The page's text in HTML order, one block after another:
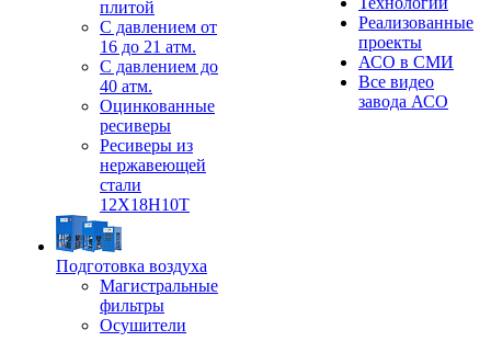
плитой
С давлением от
16 до 21 атм.
С давлением до
40 атм.
Оцинкованные
ресиверы
Ресиверы из
нержавеющей
стали
12Х18Н10Т
Подготовка воздуха
Магистральные
фильтры
Осушители
Реализованные
проекты
АСО в СМИ
Все видео
завода АСО